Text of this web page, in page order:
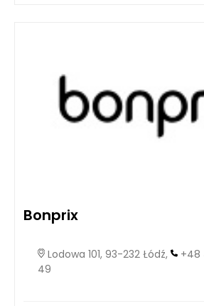
Bonprix
Lodowa 101, 93-232 Łódź,
+48
49